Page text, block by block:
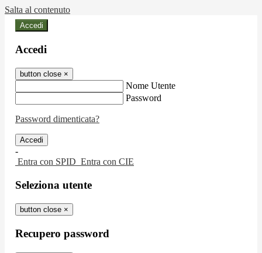
Salta al contenuto
Accedi
Accedi
button close ×
Nome Utente
Password
Password dimenticata?
-
Entra con SPID Entra con CIE
Seleziona utente
button close ×
Recupero password